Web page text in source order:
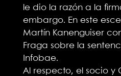
le dio la razón a la
embargo. En este
Martín Kanenguiser
Fraga sobre la
Infobae.
Al respecto, el socio y